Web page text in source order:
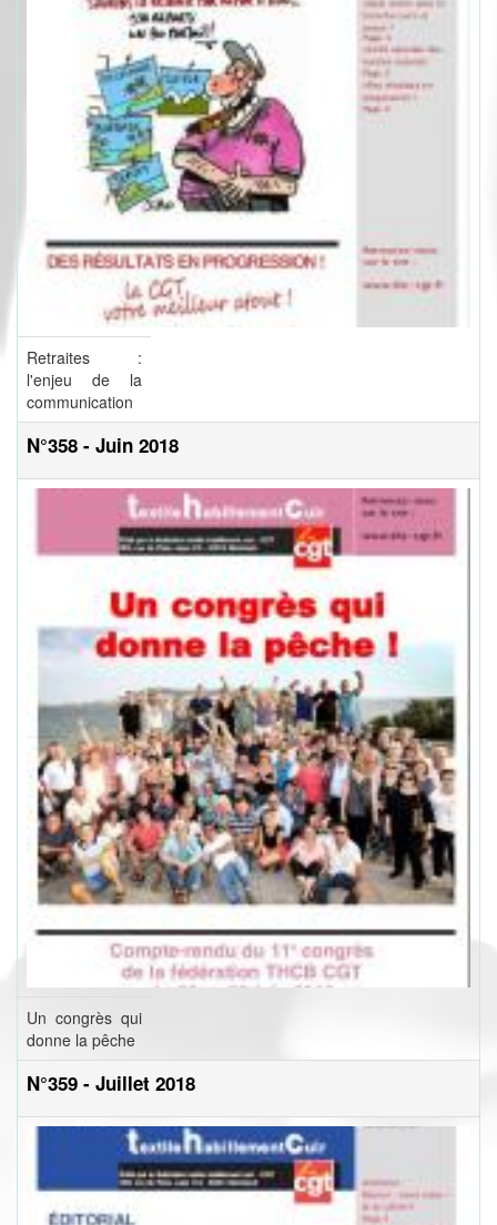
Retraites :
l'enjeu de la
communication
N°358 - Juin 2018
Un congrès qui
donne la pêche
N°359 - Juillet 2018